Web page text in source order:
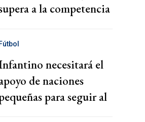
a la competencia
Fútbol
necesitará el
de naciones
para seguir al